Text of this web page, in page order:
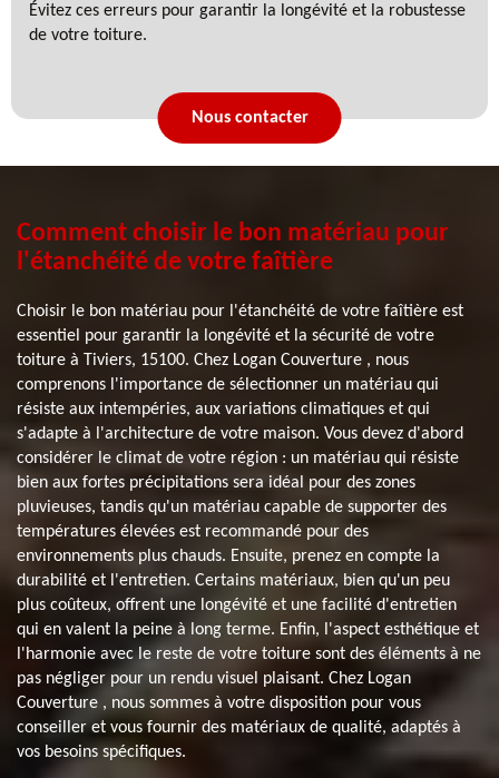
Évitez ces erreurs pour garantir la longévité et la robustesse
de votre toiture.
Nous contacter
Comment choisir le bon matériau pour
l'étanchéité de votre faîtière
Choisir le bon matériau pour l'étanchéité de votre faîtière est
essentiel pour garantir la longévité et la sécurité de votre
toiture à Tiviers, 15100. Chez Logan Couverture , nous
comprenons l'importance de sélectionner un matériau qui
résiste aux intempéries, aux variations climatiques et qui
s'adapte à l'architecture de votre maison. Vous devez d'abord
considérer le climat de votre région : un matériau qui résiste
bien aux fortes précipitations sera idéal pour des zones
pluvieuses, tandis qu'un matériau capable de supporter des
températures élevées est recommandé pour des
environnements plus chauds. Ensuite, prenez en compte la
durabilité et l'entretien. Certains matériaux, bien qu'un peu
plus coûteux, offrent une longévité et une facilité d'entretien
qui en valent la peine à long terme. Enfin, l'aspect esthétique et
l'harmonie avec le reste de votre toiture sont des éléments à ne
pas négliger pour un rendu visuel plaisant. Chez Logan
Couverture , nous sommes à votre disposition pour vous
conseiller et vous fournir des matériaux de qualité, adaptés à
vos besoins spécifiques.